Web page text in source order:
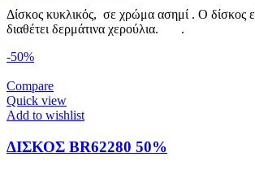
€64,00.είναι:
€32,00.
Δίσκος κυκλικός, σε χρώμα ασημί . Ο δίσκος
διαθέτει δερμάτινα χερούλια. .
-50%
Compare
Quick view
Add to wishlist
ΔΙΣΚΟΣ BR62280 50%